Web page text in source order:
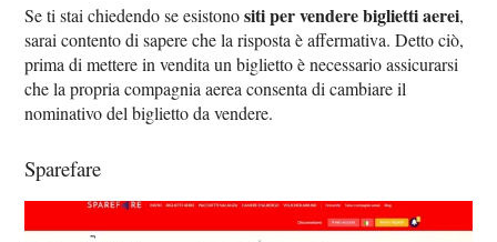
Se ti stai chiedendo se esistonositi per vendere biglietti aerei,
sarai contento di sapere che la risposta è affermativa. Detto ciò,
prima di mettere in vendita un biglietto è necessario assicurarsi
che la propria compagnia aerea consenta di cambiare il
nominativo del biglietto da vendere.
Sparefare